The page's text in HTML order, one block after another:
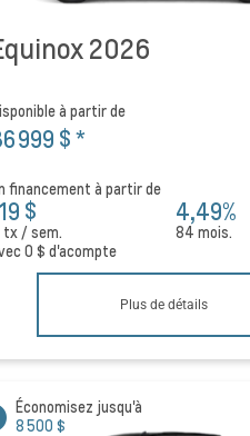
2026
à partir de
999 $*
financement à partir de
$
tx / sem.
4,49%
84 mois.
0 $ d'acompte
Plus de détails
Économisez jusqu'à
8 500 $